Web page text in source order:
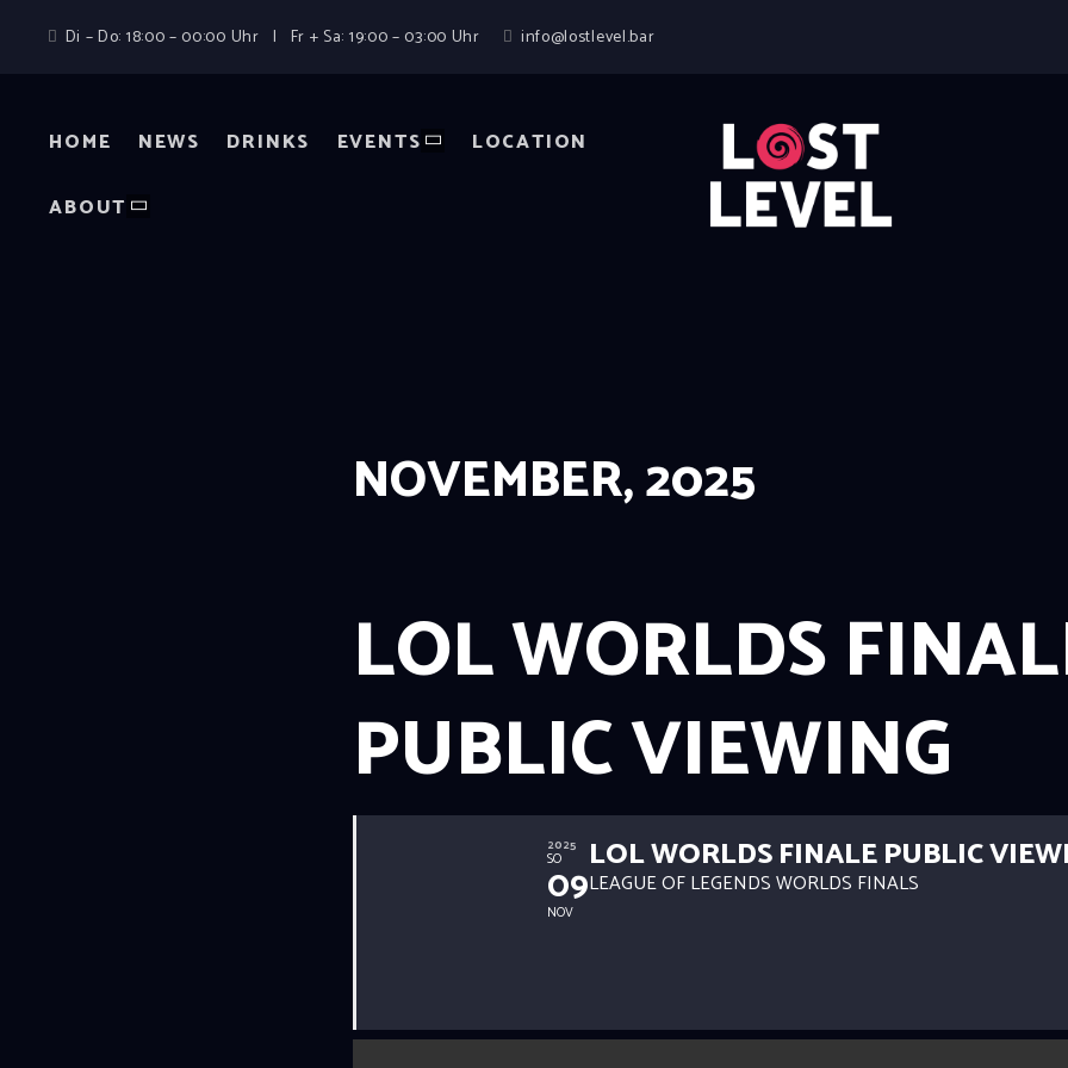
Di – Do: 18:00 – 00:00 Uhr | Fr + Sa: 19:00 – 03:00 Uhr info@lostlevel.bar
HOME NEWS DRINKS EVENTS LOCATION
ABOUT
NEWS
LOCATION
NOVEMBER, 2025
LOL WORLDS
PUBLIC VIEWING
2025
SO
09
NOV
LOL WORLDS FINALE PUBLIC
LEAGUE OF LEGENDS WORLDS FINALS